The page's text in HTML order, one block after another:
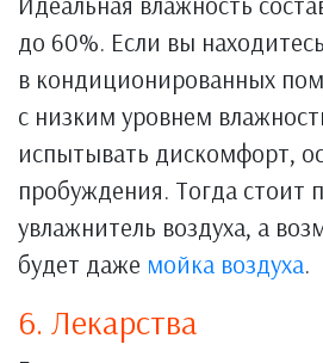
до 60%. Если вы находитесь
в кондиционированных
с низким уровнем
испытывать дискомфорт,
пробуждения. Тогда стоит
увлажнитель воздуха, а
будет даже мойка воздуха.
6. Лекарства